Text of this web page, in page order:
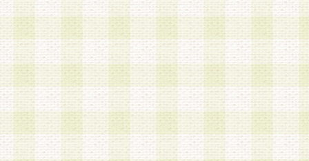
a.本サービスに係る謝礼、景品、調査サンプル品
b.会員からの電話、メール等の問い合わせなどへ
c.モバイルリサーチ、またはグループ形式による
実施もしくは運営
d.その他これらに付随する業務
4.会員は、住所、電話番号その他の登録情報につ
合は、速やかに当社所定の変更手続きを行うもの
5.当社は、必要と認めた場合、会員に対して、電